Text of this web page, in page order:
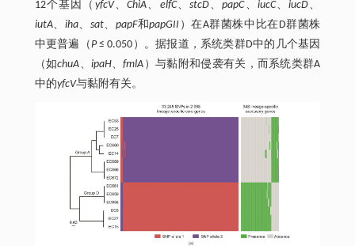
12个基因（ yfcV、ChiA、 elfC、 stcD、papC、 iucC、iucD、
iutA、 iha、 sat、 papF和papGII ）在A群菌株中比在D群菌株
中更普遍（P≤ 0.050）。据报道，系统类群D中的几个基因
（如chuA、 ipaH、fmlA ）与黏附和侵袭有关，而系统类群A
中的yfcV与黏附有关。